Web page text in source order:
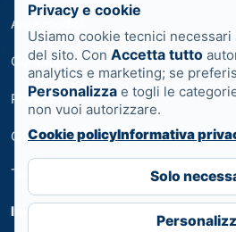
Area medici
Contatti
Privacy
Cookie
Termini
Impostazioni cookie
Privacy e cookie
Usiamo cookie tecnici
del sito. Con Accetta tutto
analytics e marketing; se
Personalizza e togli le
non vuoi autorizzare.
Cookie policyInformativa
Solo